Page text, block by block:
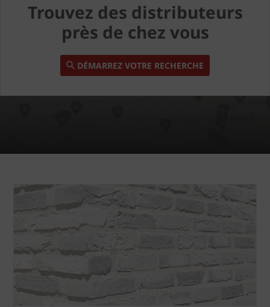
Trouvez des distributeurs
près de chez vous
DÉMARREZ VOTRE RECHERCHE